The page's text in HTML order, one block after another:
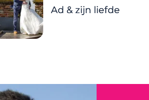
Ad & zijn liefde